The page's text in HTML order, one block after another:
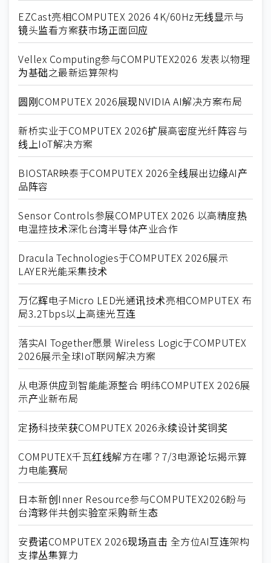
EZCast亮相COMPUTEX 2026 4K/60Hz无线显示与
镜头监看方案获市场正面回应
Vellex Computing参与COMPUTEX2026 发表以物理
为基础之最新运算架构
圆刚COMPUTEX 2026展现NVIDIA AI解决方案布局
新桥实业于COMPUTEX 2026扩展高密度光纤阵容与
线上IoT解决方案
BIOSTAR映泰于COMPUTEX 2026全线展出边缘AI产
品阵容
Sensor Controls参展COMPUTEX 2026 以高精度热
电温控技术深化台湾半导体产业合作
Dracula Technologies于COMPUTEX 2026展示
LAYER光能采集技术
万亿辉电子Micro LED光通讯技术亮相COMPUTEX 布
局3.2Tbps以上高速光互连
落实AI Together愿景 Wireless Logic于COMPUTEX
2026展示全球IoT联网解决方案
从电源供应到智能能源整合 明纬COMPUTEX 2026展
示产业新布局
定扬科技荣获COMPUTEX 2026永续设计奖铜奖
COMPUTEX千瓦红线解方在哪？7/3电源论坛揭示算
力电能赛局
日本新创Inner Resource参与COMPUTEX2026盼与
台湾夥伴共创实验室采购新生态
安费诺COMPUTEX 2026现场直击 全方位AI互连架构
支撑丛集算力